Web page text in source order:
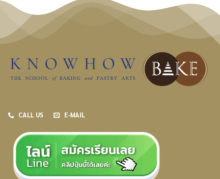
CALL US E-MAIL